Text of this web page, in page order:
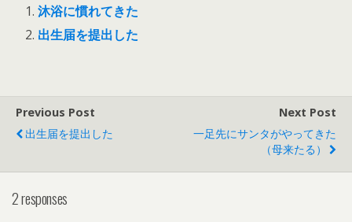
沐浴に慣れてきた
出生届を提出した
Previous Post
出生届を提出した
Next Post
一足先にサンタがやってきた
（母来たる）
2 responses